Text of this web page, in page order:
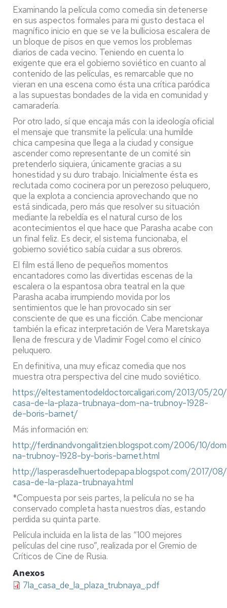
Examinando la película como comedia sin detenerse
en sus aspectos formales para mi gusto destaca el
magnífico inicio en que se ve la bulliciosa escalera de
un bloque de pisos en que vemos los problemas
diarios de cada vecino. Teniendo en cuenta lo
exigente que era el gobierno soviético en cuanto al
contenido de las películas, es remarcable que no
vieran en una escena como ésta una crítica paródica
a las supuestas bondades de la vida en comunidad y
camaradería.
Por otro lado, sí que encaja más con la ideología oficial
el mensaje que transmite la película: una humilde
chica campesina que llega a la ciudad y consigue
ascender como representante de un comité sin
pretenderlo siquiera, únicamente gracias a su
honestidad y su duro trabajo. Inicialmente ésta es
reclutada como cocinera por un perezoso peluquero,
que la explota a conciencia aprovechando que no
está sindicada, pero más que resolver su situación
mediante la rebeldía es el natural curso de los
acontecimientos el que hace que Parasha acabe con
un final feliz. Es decir, el sistema funcionaba, el
gobierno soviético sabía cuidar a sus obreros.
El film está lleno de pequeños momentos
encantadores como las divertidas escenas de la
escalera o la espantosa obra teatral en la que
Parasha acaba irrumpiendo movida por los
sentimientos que le han provocado sin ser
consciente de que es una ficción. Cabe mencionar
también la eficaz interpretación de Vera Maretskaya
llena de frescura y de Vladimir Fogel como el cínico
peluquero.
En definitiva, una muy eficaz comedia que nos
muestra otra perspectiva del cine mudo soviético.
https://eltestamentodeldoctorcaligari.com/2013/05/
casa-de-la-plaza-trubnaya-dom-na-trubnoy-1928-
de-boris-barnet/
Más información en:
http://ferdinandvongalitzien.blogspot.com/2006/10/
na-trubnoy-1928-by-boris-barnet.html
http://lasperasdelhuertodepapa.blogspot.com/2017/
casa-de-la-plaza-trubnaya.html
*Compuesta por seis partes, la película no se ha
conservado completa hasta nuestros días, estando
perdida su quinta parte.
Película incluida en la lista de las “100 mejores
películas del cine ruso”, realizada por el Gremio de
Críticos de Cine de Rusia.
Anexos
7la_casa_de_la_plaza_trubnaya_.pdf